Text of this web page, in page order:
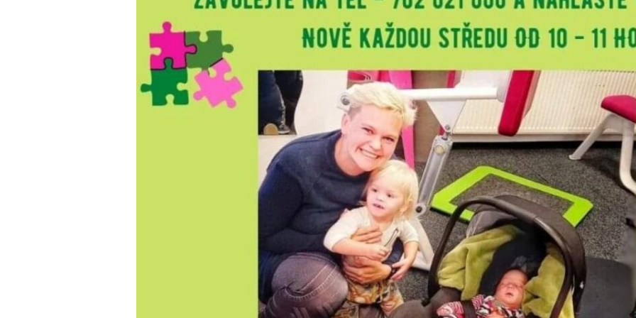
Kde bude Váš zkušební trénink?*
P10 Strašnická
Kralupy nad Vltavou
P9 Černý Most
P2 Jiřího z Poděbrad
P11 Chodov (metro C) - OD 10.8. 2026
P4 Pankrác/Budějovická
Souhlas sezpracováním osobních údajů . Údaje jsou v bezpečí, neposíláme
ODESLAT